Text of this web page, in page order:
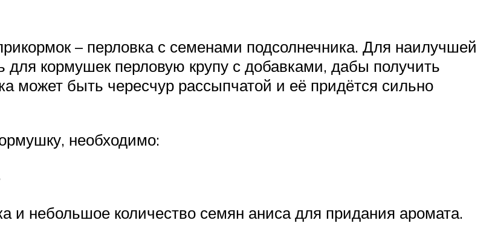
– перловка с семенами подсолнечника. Для наилучшей
для кормушек перловую крупу с добавками, дабы получить
может быть чересчур рассыпчатой и её придётся сильно
необходимо:
и небольшое количество семян аниса для придания аромата.